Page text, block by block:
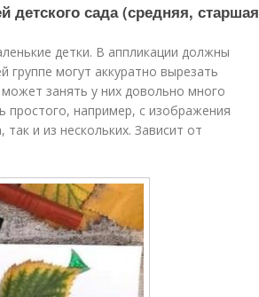
детского сада (средняя, старшая
детки. В аппликации должны
группе могут аккуратно вырезать
занять у них довольно много
простого, например, с изображения
и из нескольких. Зависит от